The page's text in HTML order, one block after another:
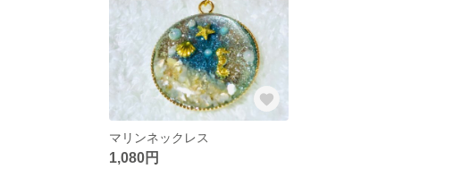
マリンネックレス
1,080円